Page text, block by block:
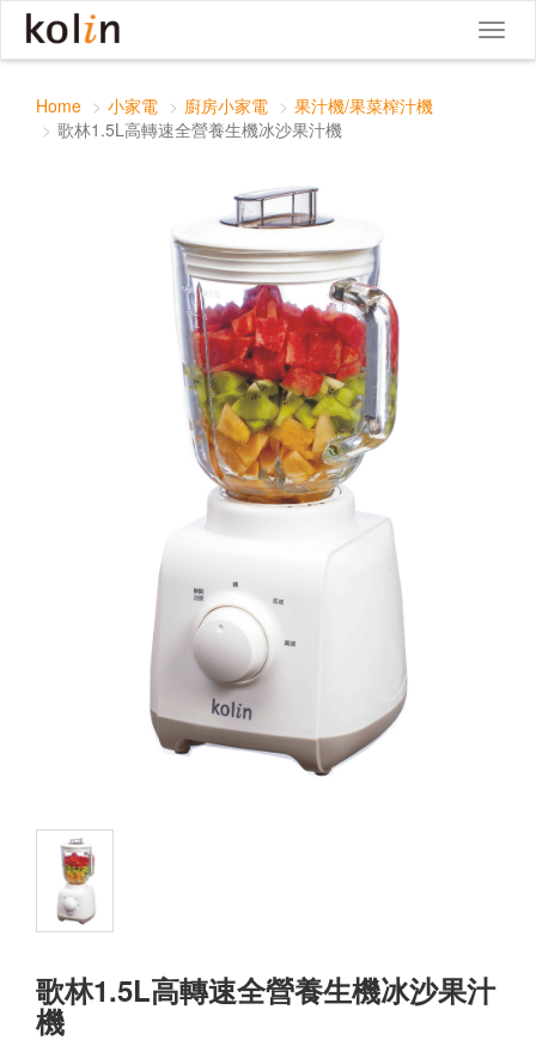
歌林1.5L高轉速全營養生機冰沙果汁機
Toggle
Home 小家電 廚房小家電
果汁機/果菜榨汁機
歌林1.5L高轉速全營養生機冰沙果汁機
歌林1.5L高轉速全營養生機冰沙果汁
機